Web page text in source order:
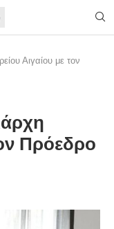
Αιγαίου με τον
Πρόεδρο